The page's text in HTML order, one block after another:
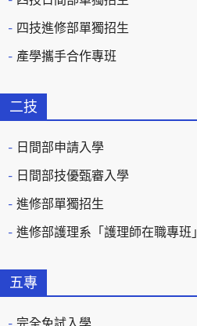
四技進修部單獨招生
產學攜手合作專班
二技
日間部申請入學
日間部技優甄審入學
進修部單獨招生
進修部護理系「護理師在職專班」
五專